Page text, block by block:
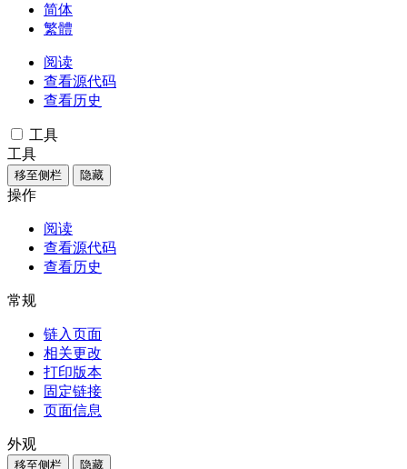
简体
繁體
阅读
查看源代码
查看历史
工具
工具
移至侧栏 隐藏
操作
阅读
查看源代码
查看历史
常规
链入页面
相关更改
打印版本
固定链接
页面信息
外观
移至侧栏 隐藏